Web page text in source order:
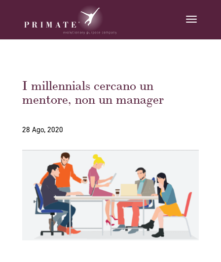
I millennials cercano un
mentore, non un manager
28 Ago, 2020